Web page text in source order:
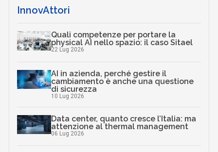
InnovAttori
Quali competenze per portare la
physical AI nello spazio: il caso Sitael
22 Lug 2026
AI in azienda, perché gestire il
cambiamento è anche una questione
di sicurezza
10 Lug 2026
Data center, quanto cresce l’Italia: ma
attenzione al thermal management
06 Lug 2026